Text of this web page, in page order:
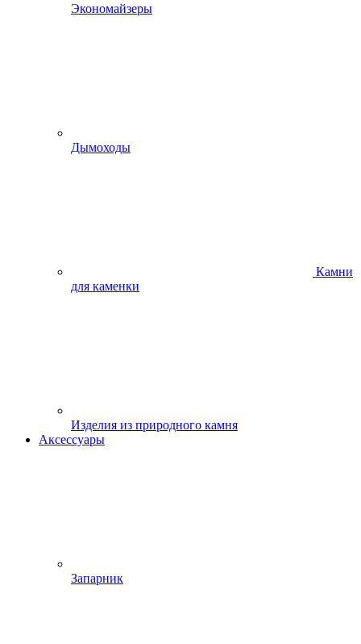
Экономайзеры
Дымоходы
Камни
для каменки
Изделия из природного камня
Аксессуары
Запарник